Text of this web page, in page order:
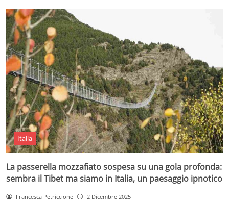
Italia
La passerella mozzafiato sospesa su una gola profonda:
sembra il Tibet ma siamo in Italia, un paesaggio ipnotico
Francesca Petriccione 2 Dicembre 2025